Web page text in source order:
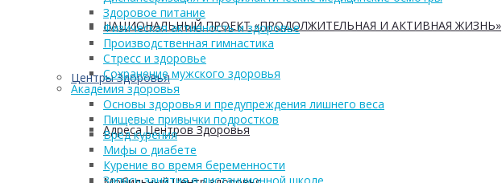
НАЦИОНАЛЬНЫЙ ПРОЕКТ «ПРОДОЛЖИТЕЛЬНАЯ И АКТИВНАЯ ЖИЗНЬ»
Центры Здоровья
Адреса Центров Здоровья
Здоровое питание
Физическая активность и здоровье
Производственная гимнастика
Стресс и здоровье
Сохранение мужского здоровья
Академия здоровья
Основы здоровья и предупреждения лишнего веса
Пищевые привычки подростков
Вред курения
Мифы о диабете
Курение во время беременности